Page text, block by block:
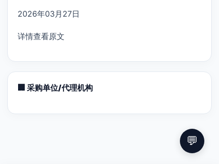
2026年03月27日
详情查看原文
🏢 采购单位/代理机构
💬